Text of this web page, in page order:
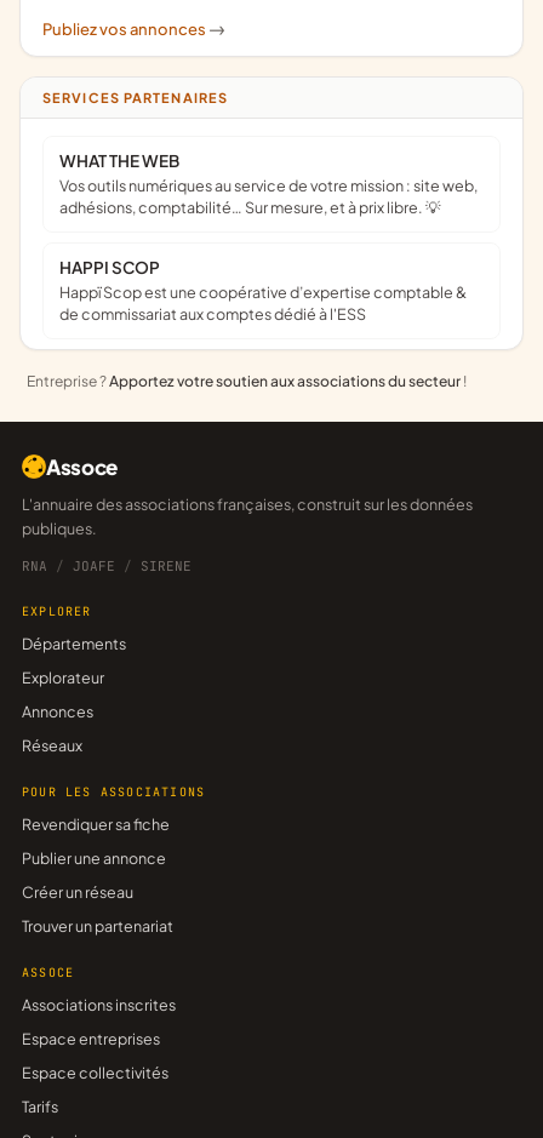
Publiez vos annonces ->
SERVICES PARTENAIRES
WHAT THE WEB
Vos outils numériques au service de votre mission : site web,
adhésions, comptabilité… Sur mesure, et à prix libre. 💡
HAPPI SCOP
Happï Scop est une coopérative d’expertise comptable &
de commissariat aux comptes dédié à l'ESS
Entreprise ?Apportez votre soutien aux associations du secteur !
Assoce
L'annuaire des associations françaises, construit sur les données
publiques.
RNA / JOAFE / SIRENE
EXPLORER
Départements
Explorateur
Annonces
Réseaux
POUR LES ASSOCIATIONS
Revendiquer sa fiche
Publier une annonce
Créer un réseau
Trouver un partenariat
ASSOCE
Associations inscrites
Espace entreprises
Espace collectivités
Tarifs